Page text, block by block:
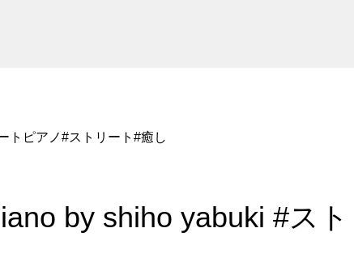
トピアノ#ストリート#癒し
by shiho yabuki #ス